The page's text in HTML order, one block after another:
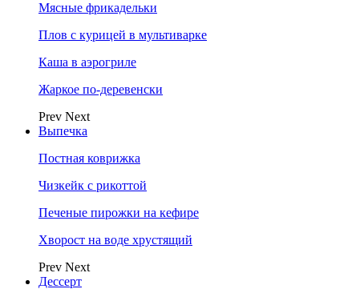
Мясные фрикадельки
Плов с курицей в мультиварке
Каша в аэрогриле
Жаркое по-деревенски
Prev Next
Выпечка
Постная коврижка
Чизкейк с рикоттой
Печеные пирожки на кефире
Хворост на воде хрустящий
Prev Next
Дессерт